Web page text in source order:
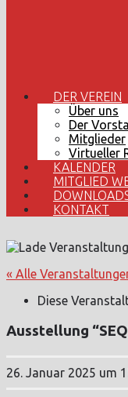
DER VEREIN
Über uns
Der
Mitglieder
Virtueller
KALENDER
MITGLIED
KONTAKT
« Alle
Diese
Ausstellung
26. Januar 2025 um